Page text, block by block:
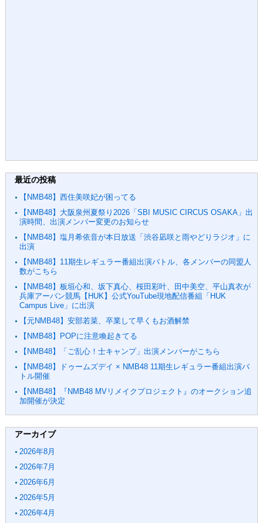
最近の投稿
【NMB48】西住美咲妃が困ってる
【NMB48】大阪泉州夏祭り2026「SBI MUSIC CIRCUS OSAKA」出
演時間、出演メンバー変更のお知らせ
【NMB48】塩月希依音が本日放送「渋谷凪咲と雨やどりラジオ」に
出演
【NMB48】11期生レギュラー番組出演バトル、各メンバーの同盟人
数がこちら
【NMB48】板垣心和、坂下真心、桜田彩叶、田中美空、平山真衣が
兵庫アーバン競馬【HUK】公式YouTube現地配信番組「HUK
Campus Live」に出演
【元NMB48】安部若菜、卒業して早くもお酒解禁
【NMB48】POPに注意喚起きてる
【NMB48】「ご乱心！士キャンプ」出演メンバーがこちら
【NMB48】ドゥームズデイ × NMB48 11期生レギュラー番組出演バ
トル開催
【NMB48】『NMB48 MVリメイクプロジェクト』のオークション追
加開催が決定
アーカイブ
2026年8月
2026年7月
2026年6月
2026年5月
2026年4月